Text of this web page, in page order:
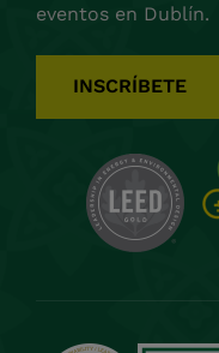
eventos en Dublín.
INSCRÍBETE